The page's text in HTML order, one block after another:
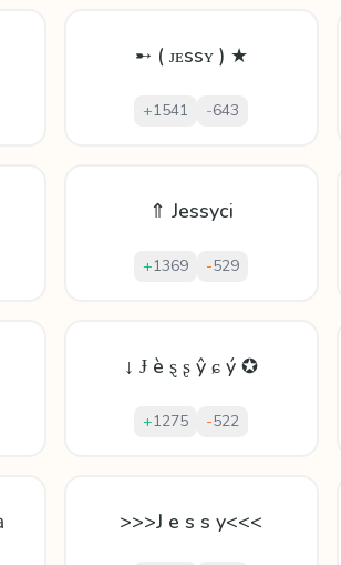
➸ ( ᴊᴇssʏ ) ★
+1541 -643
⇑ Jessyci
+1369 -529
↓ Ɉ è ȿ ʂ ŷ ɕ ý ✪
+1275 -522
>>>J e s s y<<<